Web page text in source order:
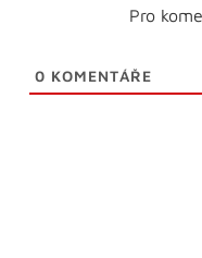
Pro
0 KOMENTÁŘE